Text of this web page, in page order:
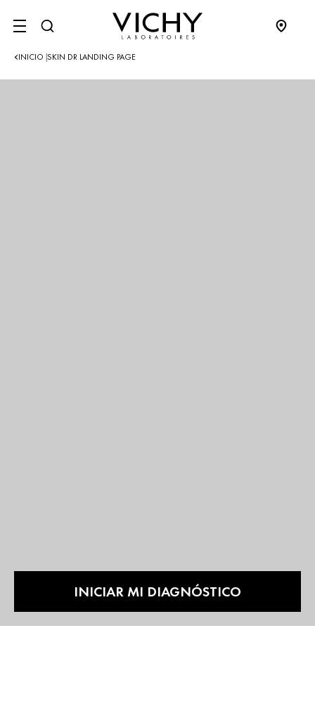
SITE MENU
INICIO SKIN DR LANDING PAGE
INICIAR MI DIAGNÓSTICO